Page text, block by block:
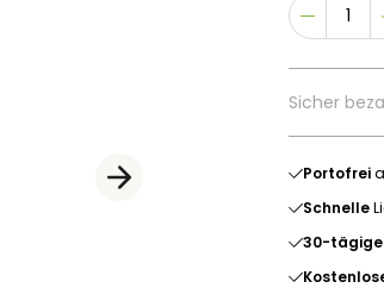
Sicher
Portofrei
Schnelle
30-